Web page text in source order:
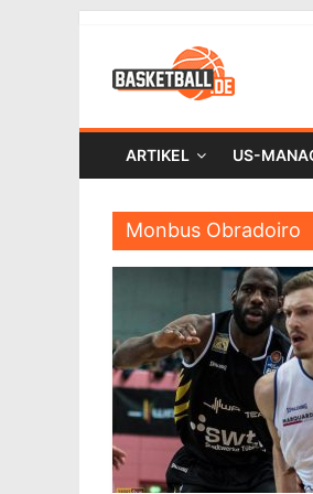
ARTIKEL US-
Monbus Obradoiro